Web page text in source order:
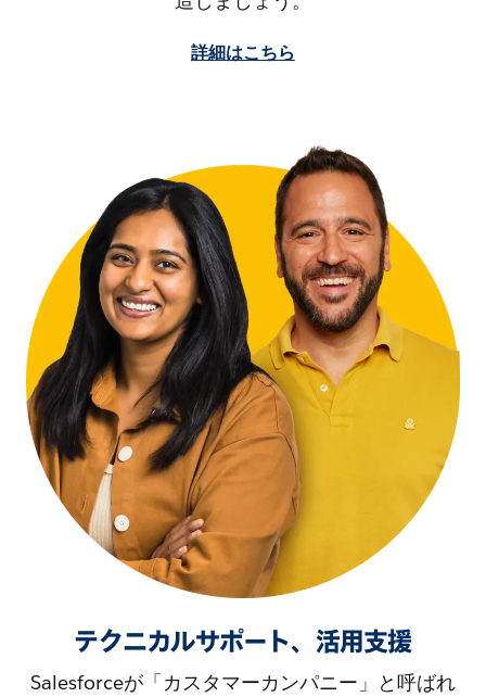
詳細はこちら
テクニカルサポート、活用支援
Salesforceが「カスタマーカンパニー」と呼ばれ